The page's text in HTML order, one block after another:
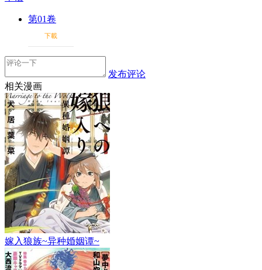
第01卷
下載
发布评论
相关漫画
嫁入狼族~异种婚姻谭~